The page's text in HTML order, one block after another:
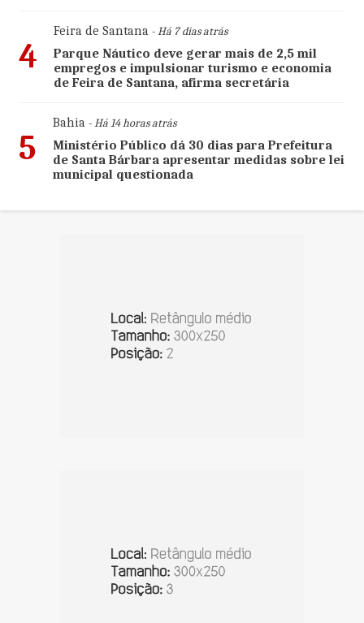
4
Feira de Santana- Há 7 dias atrás
Parque Náutico deve gerar mais de 2,5 mil
empregos e impulsionar turismo e economia
de Feira de Santana, afirma secretária
5
Bahia- Há 14 horas atrás
Ministério Público dá 30 dias para Prefeitura
de Santa Bárbara apresentar medidas sobre lei
municipal questionada